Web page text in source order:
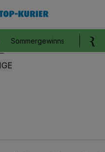
Sommergewinnspiel